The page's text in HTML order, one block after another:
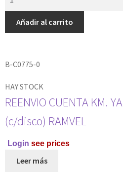
B-C0775-0
Añadir al carrito
HAY STOCK
REENVIO CUENTA KM.
(c/disco) RAMVEL
Login see prices
Leer más